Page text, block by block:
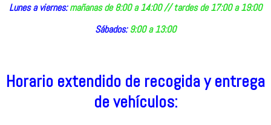
Lunes a viernes: mañanas de 8:00 a 14:00 // tardes de 17:00 a 19:00
Sábados:9:00 a 13:00
Horario extendido de recogida y entrega
de vehículos: